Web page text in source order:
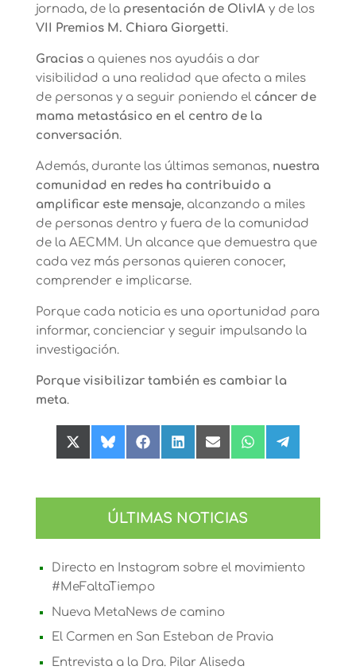
jornada, de la presentación de OlivIAy de los
VII Premios M. Chiara Giorgetti.
Graciasa quienes nos ayudáis a dar
visibilidad a una realidad que afecta a miles
de personas y a seguir poniendo el cáncer de
mama metastásico en el centro de la
conversación.
Además, durante las últimas semanas, nuestra
comunidad en redes ha contribuido a
amplificar este mensaje, alcanzando a miles
de personas dentro y fuera de la comunidad
de la AECMM. Un alcance que demuestra que
cada vez más personas quieren conocer,
comprender e implicarse.
Porque cada noticia es una oportunidad para
informar, concienciar y seguir impulsando la
investigación.
Porque visibilizar también es cambiar la
meta.
Compartir
en
Compartir
en
Compartir
en
Compartir
en
Compartir
en
Compartir
en
Compartir
en
ÚLTIMAS NOTICIAS
Directo en Instagram sobre el movimiento
#MeFaltaTiempo
Nueva MetaNews de camino
El Carmen en San Esteban de Pravia
Entrevista a la Dra. Pilar Aliseda